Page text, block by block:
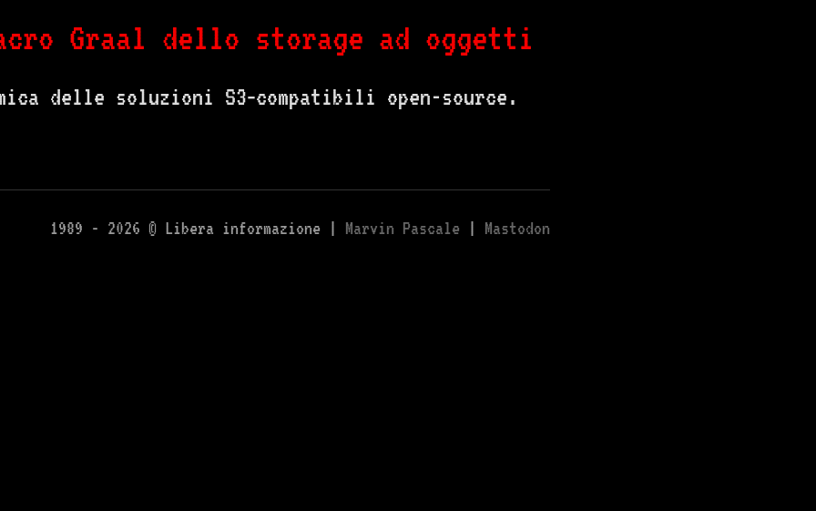
Graal dello storage ad oggetti
delle soluzioni S3‑compatibili open-source.
1989 - 2026 © Libera informazione | Marvin Pascale | Mastodon